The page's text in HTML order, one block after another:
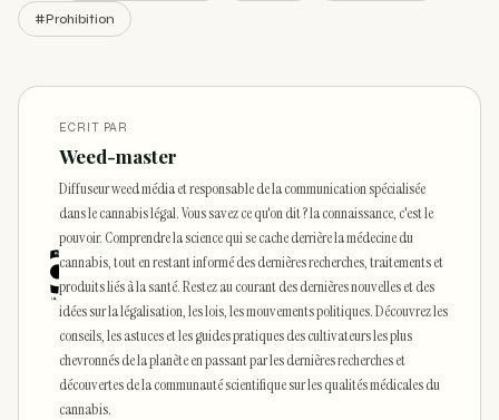
#Prohibition
ECRIT PAR
Weed-master
Diffuseur weed média et responsable de la communication spécialisée
dans le cannabis légal. Vous savez ce qu'on dit ? la connaissance, c'est le
pouvoir. Comprendre la science qui se cache derrière la médecine du
cannabis, tout en restant informé des dernières recherches, traitements et
produits liés à la santé. Restez au courant des dernières nouvelles et des
idées sur la légalisation, les lois, les mouvements politiques. Découvrez les
conseils, les astuces et les guides pratiques des cultivateurs les plus
chevronnés de la planète en passant par les dernières recherches et
découvertes de la communauté scientifique sur les qualités médicales du
cannabis.